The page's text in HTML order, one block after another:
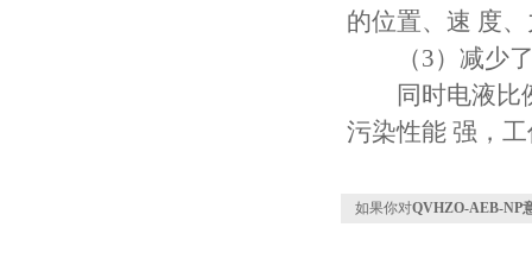
的位置、速 度
（3）减少了
同时电液比例
污染性能 强，
如果你对QVHZO-AEB-NP